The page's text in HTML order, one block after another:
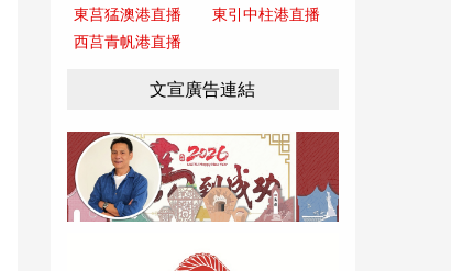
東莒猛澳港直播
東引中柱港直播
西莒青帆港直播
文宣廣告連結